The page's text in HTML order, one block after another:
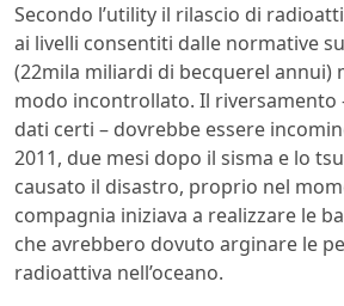
Secondo l’utility il rilascio di
ai livelli consentiti dalle normative
(22mila miliardi di becquerel annui)
modo incontrollato. Il riversamento
dati certi – dovrebbe essere
2011, due mesi dopo il sisma e lo
causato il disastro, proprio nel
compagnia iniziava a realizzare le
che avrebbero dovuto arginare le
radioattiva nell’oceano.